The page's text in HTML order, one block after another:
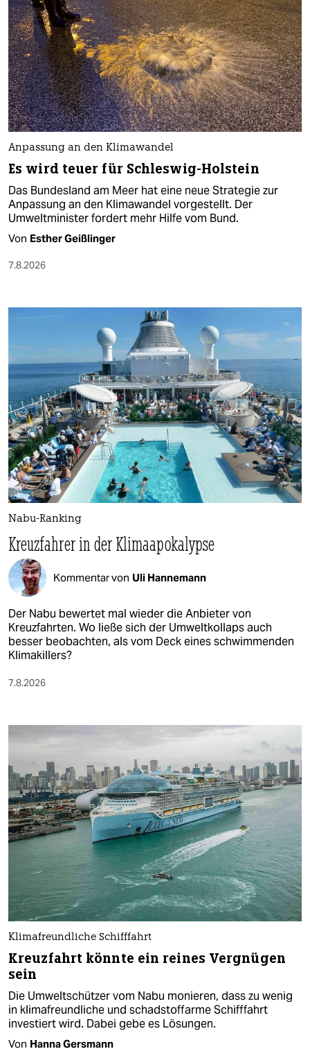
Anpassung an den Klimawandel
Es wird teuer für Schleswig-Holstein
Das Bundesland am Meer hat eine neue Strategie zur
Anpassung an den Klimawandel vorgestellt. Der
Umweltminister fordert mehr Hilfe vom Bund.
Von Esther Geißlinger
7.8.2026
Nabu-Ranking
Kreuzfahrer in der Klimaapokalypse
Kommentar von Uli Hannemann
Der Nabu bewertet mal wieder die Anbieter von
Kreuzfahrten. Wo ließe sich der Umweltkollaps auch
besser beobachten, als vom Deck eines schwimmenden
Klimakillers?
7.8.2026
Klimafreundliche Schifffahrt
Kreuzfahrt könnte ein reines Vergnügen
sein
Die Umweltschützer vom Nabu monieren, dass zu wenig
in klimafreundliche und schadstoffarme Schifffahrt
investiert wird. Dabei gebe es Lösungen.
Von Hanna Gersmann